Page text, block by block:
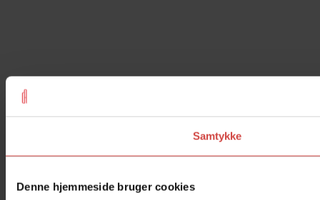
Samtykke
Denne hjemmeside bruger cookies